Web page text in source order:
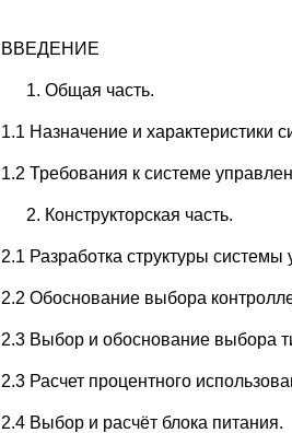
ВВЕДЕНИЕ
Общая часть.
1.1 Назначение и характеристики
1.2 Требования к системе
Конструкторская часть.
2.1 Разработка структуры системы
2.2 Обоснование выбора
2.3 Выбор и обоснование выбора
2.3 Расчет процентного
2.4 Выбор и расчёт блока питания.